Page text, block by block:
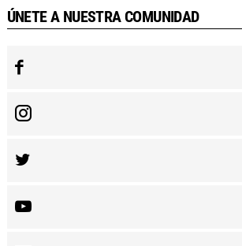
ÚNETE A NUESTRA COMUNIDAD